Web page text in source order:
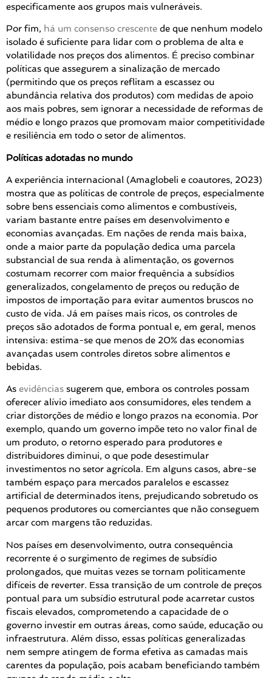
especificamente aos grupos mais vulneráveis.
Por fim, há um consenso crescente de que nenhum modelo
isolado é suficiente para lidar com o problema de alta e
volatilidade nos preços dos alimentos. É preciso combinar
políticas que assegurem a sinalização de mercado
(permitindo que os preços reflitam a escassez ou
abundância relativa dos produtos) com medidas de apoio
aos mais pobres, sem ignorar a necessidade de reformas de
médio e longo prazos que promovam maior competitividade
e resiliência em todo o setor de alimentos.
Políticas adotadas no mundo
A experiência internacional (Amaglobeli e coautores, 2023)
mostra que as políticas de controle de preços, especialmente
sobre bens essenciais como alimentos e combustíveis,
variam bastante entre países em desenvolvimento e
economias avançadas. Em nações de renda mais baixa,
onde a maior parte da população dedica uma parcela
substancial de sua renda à alimentação, os governos
costumam recorrer com maior frequência a subsídios
generalizados, congelamento de preços ou redução de
impostos de importação para evitar aumentos bruscos no
custo de vida. Já em países mais ricos, os controles de
preços são adotados de forma pontual e, em geral, menos
intensiva: estima-se que menos de 20% das economias
avançadas usem controles diretos sobre alimentos e
bebidas.
As evidências sugerem que, embora os controles possam
oferecer alívio imediato aos consumidores, eles tendem a
criar distorções de médio e longo prazos na economia. Por
exemplo, quando um governo impõe teto no valor final de
um produto, o retorno esperado para produtores e
distribuidores diminui, o que pode desestimular
investimentos no setor agrícola. Em alguns casos, abre-se
também espaço para mercados paralelos e escassez
artificial de determinados itens, prejudicando sobretudo os
pequenos produtores ou comerciantes que não conseguem
arcar com margens tão reduzidas.
Nos países em desenvolvimento, outra consequência
recorrente é o surgimento de regimes de subsídio
prolongados, que muitas vezes se tornam politicamente
difíceis de reverter. Essa transição de um controle de preços
pontual para um subsídio estrutural pode acarretar custos
fiscais elevados, comprometendo a capacidade de o
governo investir em outras áreas, como saúde, educação ou
infraestrutura. Além disso, essas políticas generalizadas
nem sempre atingem de forma efetiva as camadas mais
carentes da população, pois acabam beneficiando também